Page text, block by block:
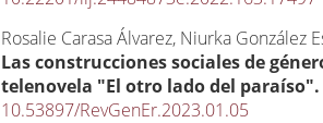
Rosalie Carasa Álvarez, Niurka González
Las construcciones sociales de
telenovela "El otro lado del paraíso".
10.53897/RevGenEr.2023.01.05